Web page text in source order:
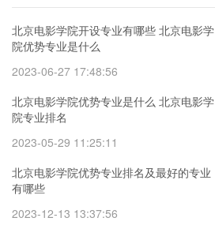
北京电影学院开设专业有哪些 北京电影学
院优势专业是什么
2023-06-27 17:48:56
北京电影学院优势专业是什么 北京电影学
院专业排名
2023-05-29 11:25:11
北京电影学院优势专业排名及最好的专业
有哪些
2023-12-13 13:37:56